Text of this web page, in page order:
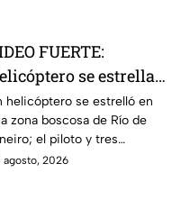
FUERTE:
se estrella
cuatro muertos
Río de Janeiro; así
vieron las llamas
helicóptero se estrelló en
zona boscosa de Río de
el piloto y tres
murieron tras el
agosto, 2026